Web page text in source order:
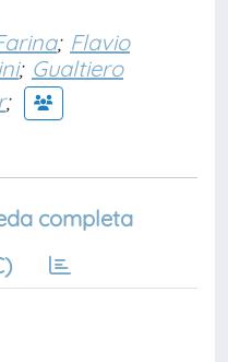
; Flavio
; Gualtiero
;
completa